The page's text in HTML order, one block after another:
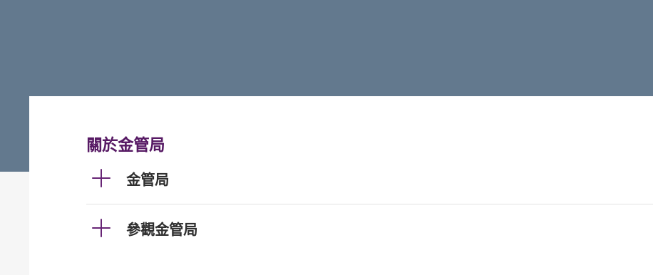
關於金管局
金管局
參觀金管局